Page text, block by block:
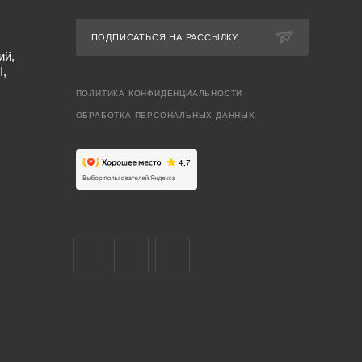
ПОДПИСАТЬСЯ НА РАССЫЛКУ
ПОЛИТИКА КОНФИДЕНЦИАЛЬНОСТИ
ОБРАБОТКА ПЕРСОНАЛЬНЫХ ДАННЫХ